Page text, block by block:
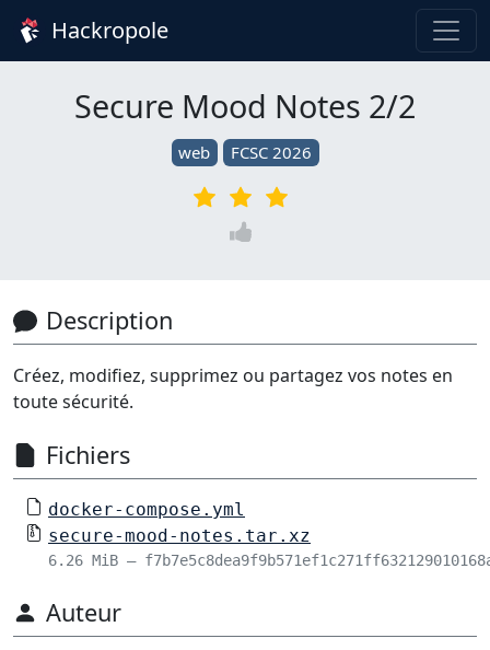
Hackropole
Secure Mood Notes 2/2
web FCSC 2026
Description
Créez, modifiez, supprimez ou partagez vos notes en
toute sécurité.
Fichiers
docker-compose.yml
secure-mood-notes.tar.xz
6.26 MiB –
Auteur